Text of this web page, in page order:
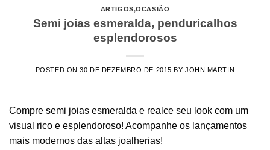
ARTIGOS,OCASIÃO
Semi joias esmeralda, penduricalhos
esplendorosos
POSTED ON30 DE DEZEMBRO DE 2015 BY JOHN MARTIN
Compre semi joias esmeralda e realce seu look com um
visual rico e esplendoroso! Acompanhe os lançamentos
mais modernos das altas joalherias!